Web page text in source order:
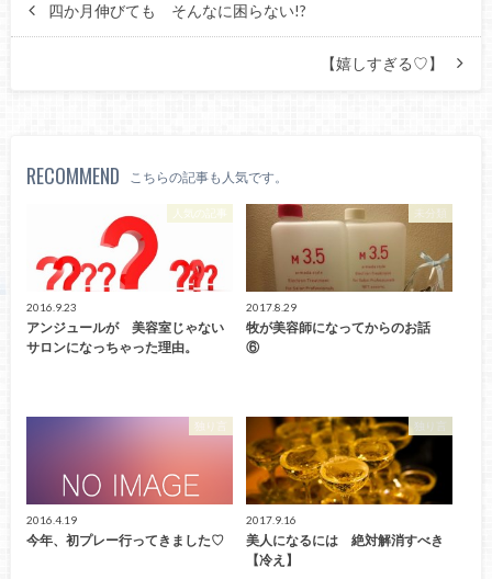
四か月伸びても そんなに困らない!?
【嬉しすぎる♡】
RECOMMEND こちらの記事も人気です。
人気の記事
2016.9.23
アンジュールが 美容室じゃない
サロンになっちゃった理由。
未分類
2017.8.29
牧が美容師になってからのお話
⑥
独り言
2016.4.19
今年、初プレー行ってきました♡
独り言
2017.9.16
美人になるには 絶対解消すべき
【冷え】